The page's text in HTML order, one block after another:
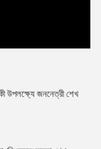
উপলক্ষ্যে জননেত্রী শেখ